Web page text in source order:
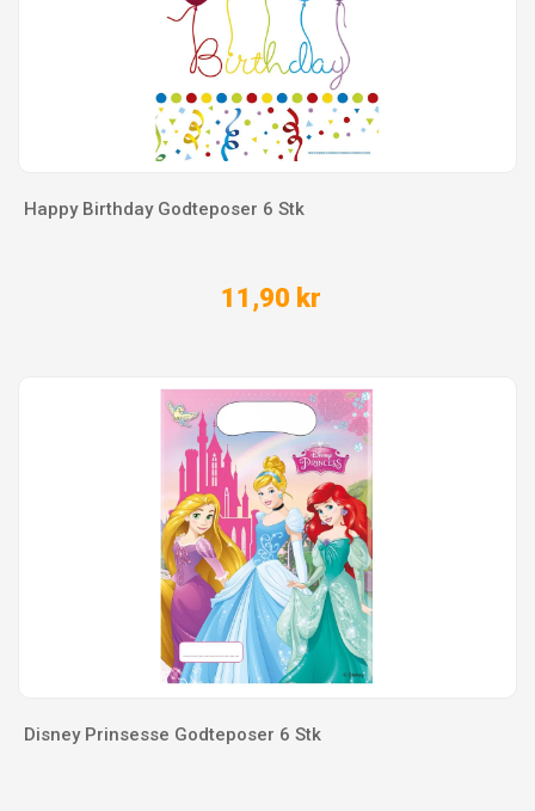
Happy Birthday Godteposer 6 Stk
11,90 kr
Disney Prinsesse Godteposer 6 Stk